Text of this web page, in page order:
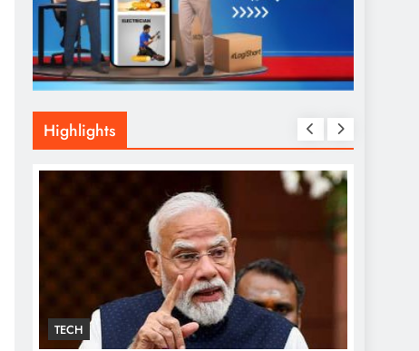
Highlights
TECH